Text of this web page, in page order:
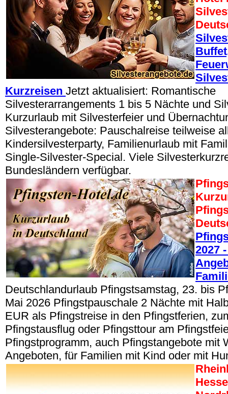
Kurzreisen Jetzt aktualisiert: Romantische
Silvesterarrangements 1 bis 5 Nächte und
Kurzurlaub mit Silvesterfeier und
Silvesterangebote: Pauschalreise teilweise
Kindersilvesterparty, Familienurlaub mit
Single-Silvester-Special. Viele
Bundesländern verfügbar.
2027
Deutschlandurlaub Pfingstsamstag, 23. bis
Mai 2026 Pfingstpauschale 2 Nächte mit
EUR als Pfingstreise in den Pfingstferien,
Pfingstausflug oder Pfingsttour am
Pfingstprogramm, auch Pfingstangebote mit
Angeboten, für Familien mit Kind oder mit